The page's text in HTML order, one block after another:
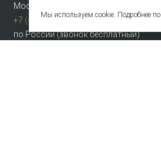
Москва и область
+7 (495) 787-24-90
по России (звонок бесплатный)
Мы используем cookie. Подробнее по